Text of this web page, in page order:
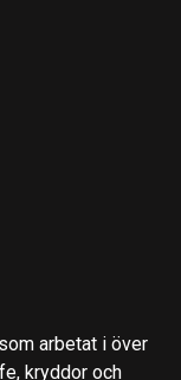
arbetat i över
kryddor och